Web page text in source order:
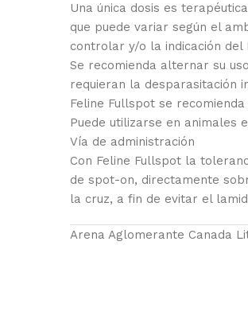
Una única dosis es
que puede variar según el
controlar y/o la indicación del
Se recomienda alternar su
requieran la desparasitación
Feline Fullspot se
Puede utilizarse en animales
Vía de administración
Con Feline Fullspot la
de spot-on, directamente
la cruz, a fin de evitar el
Arena Aglomerante Canada